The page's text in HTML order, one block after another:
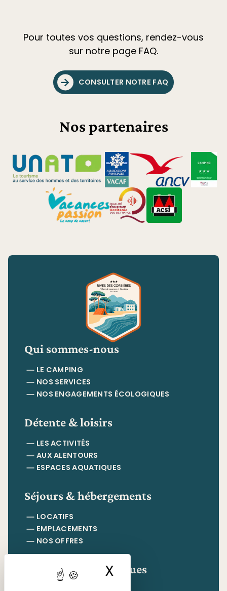
X Masquer le
Pour toutes vos questions, rendez-vous
sur notre page FAQ.
CONSULTER NOTRE FAQ
Nos partenaires
Qui sommes-nous
LE CAMPING
NOS SERVICES
NOS ENGAGEMENTS ÉCOLOGIQUES
Détente & loisirs
LES ACTIVITÉS
AUX ALENTOURS
ESPACES AQUATIQUES
Séjours & hébergements
LOCATIFS
EMPLACEMENTS
NOS OFFRES
Informations pratiques